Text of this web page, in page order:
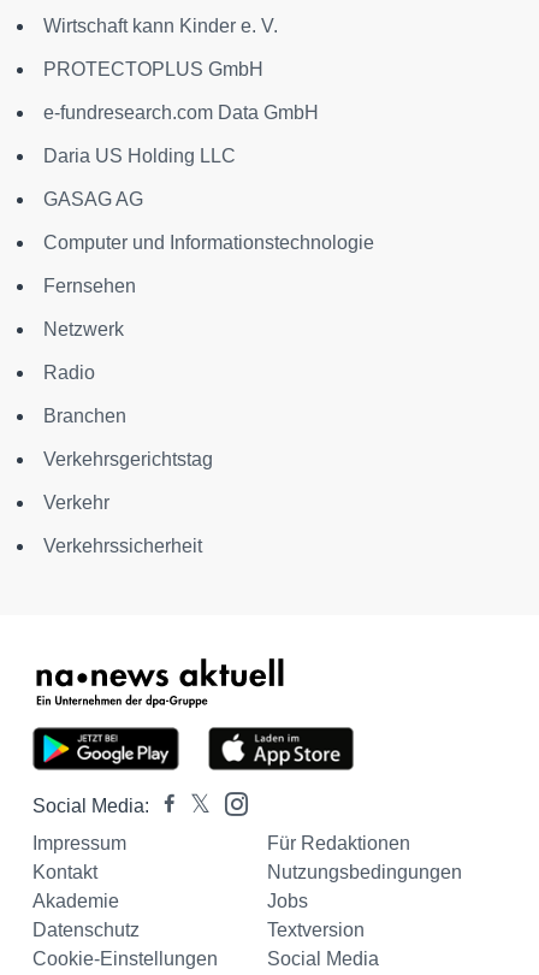
Wirtschaft kann Kinder e. V.
PROTECTOPLUS GmbH
e-fundresearch.com Data GmbH
Daria US Holding LLC
GASAG AG
Computer und Informationstechnologie
Fernsehen
Netzwerk
Radio
Branchen
Verkehrsgerichtstag
Verkehr
Verkehrssicherheit
Social Media:
Impressum
Für Redaktionen
Kontakt
Nutzungsbedingungen
Akademie
Jobs
Datenschutz
Textversion
Cookie-Einstellungen
Social Media